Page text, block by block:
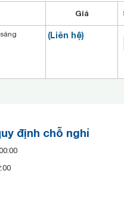
Giá
(Liên hệ)
định chỗ nghỉ